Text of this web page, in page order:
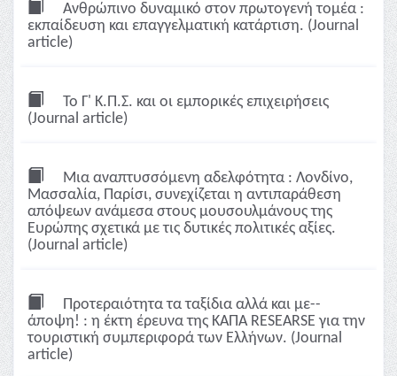
Ανθρώπινο δυναμικό στον πρωτογενή τομέα :
εκπαίδευση και επαγγελματική κατάρτιση. (Journal
article)
Το Γ' Κ.Π.Σ. και οι εμπορικές επιχειρήσεις
(Journal article)
Μια αναπτυσσόμενη αδελφότητα : Λονδίνο,
Μασσαλία, Παρίσι, συνεχίζεται η αντιπαράθεση
απόψεων ανάμεσα στους μουσουλμάνους της
Ευρώπης σχετικά με τις δυτικές πολιτικές αξίες.
(Journal article)
Προτεραιότητα τα ταξίδια αλλά και με--
άποψη! : η έκτη έρευνα της ΚΑΠΑ RESEARSE για την
τουριστική συμπεριφορά των Ελλήνων. (Journal
article)